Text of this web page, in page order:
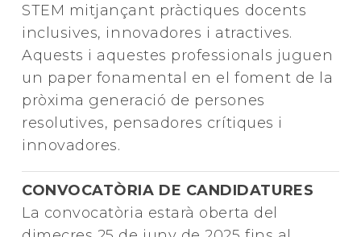
STEM mitjançant pràctiques docents
inclusives, innovadores i atractives.
Aquests i aquestes professionals juguen
un paper fonamental en el foment de la
pròxima generació de persones
resolutives, pensadores crítiques i
innovadores.
CONVOCATÒRIA DE CANDIDATURES
La convocatòria estarà oberta del